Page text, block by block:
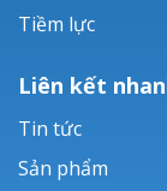
Tiềm lực
Liên kết
Tin tức
Sản phẩm